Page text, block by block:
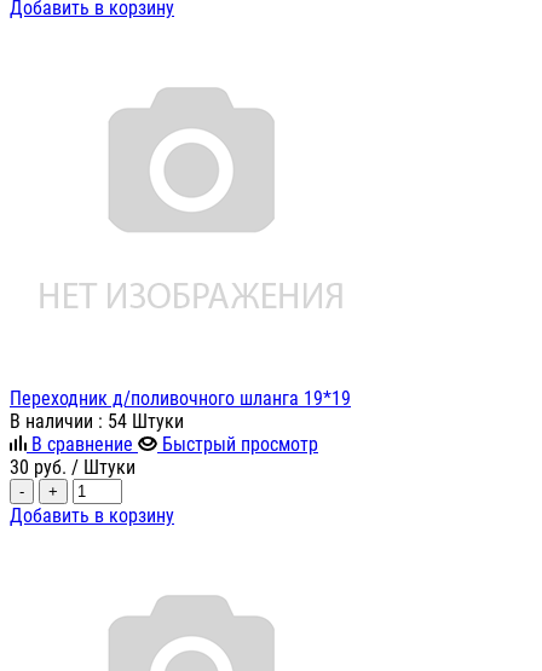
Добавить в корзину
Переходник д/поливочного шланга 19*19
В наличии : 54 Штуки
В сравнение
Быстрый просмотр
30 руб. / Штуки
- +
Добавить в корзину